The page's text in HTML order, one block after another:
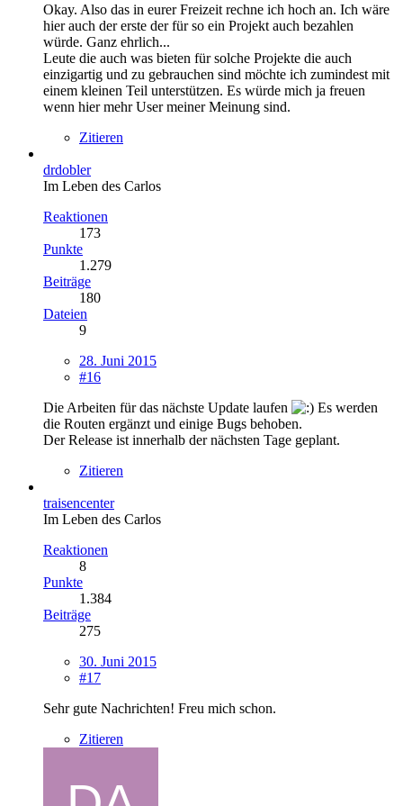
Okay. Also das in eurer Freizeit rechne ich hoch an. Ich wäre
hier auch der erste der für so ein Projekt auch bezahlen
würde. Ganz ehrlich...
Leute die auch was bieten für solche Projekte die auch
einzigartig und zu gebrauchen sind möchte ich zumindest mit
einem kleinen Teil unterstützen. Es würde mich ja freuen
wenn hier mehr User meiner Meinung sind.
Zitieren
drdobler
Im Leben des Carlos
Reaktionen
173
Punkte
1.279
Beiträge
180
Dateien
9
28. Juni 2015
#16
Die Arbeiten für das nächste Update laufen
Es werden
die Routen ergänzt und einige Bugs behoben.
Der Release ist innerhalb der nächsten Tage geplant.
Zitieren
traisencenter
Im Leben des Carlos
Reaktionen
8
Punkte
1.384
Beiträge
275
30. Juni 2015
#17
Sehr gute Nachrichten! Freu mich schon.
Zitieren